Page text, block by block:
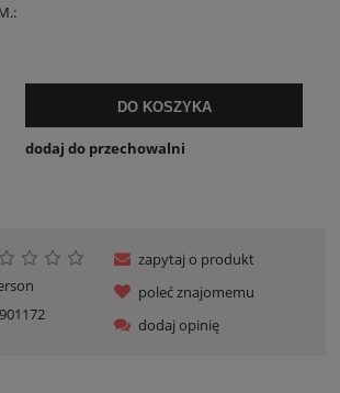
DO KOSZYKA
dodaj do przechowalni
zapytaj o produkt
poleć znajomemu
dodaj opinię